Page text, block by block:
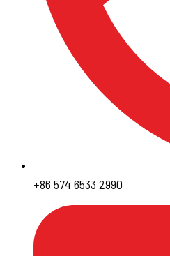
+86 574 6533 2990